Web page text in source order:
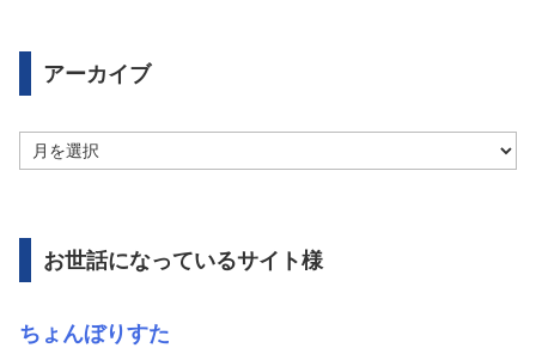
アーカイブ
ー
ブ
お世話になっているサイト様
ちょんぼりすた